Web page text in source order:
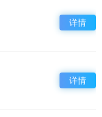
详情
详情